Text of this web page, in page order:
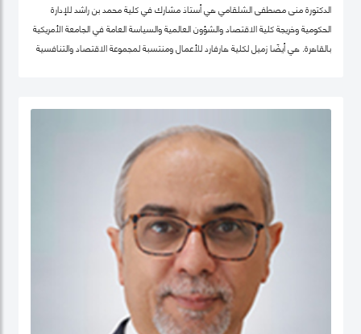
الدكتورة منى مصطفى الشلقامي هي أستاذ مشارك في كلية محمد بن راشد للإدارة
الحكومية وخريجة كلية الاقتصاد والشؤون العالمية والسياسة العامة في الجامعة الأمريكية
بالقاهرة. هي أيضًا زميل لكلية هارفارد للأعمال ومنتسبة لمجموعة الاقتصاد والتنافسية
وصناديق الثروة السيادية. نشرت أعمالها البحثية في دوريات علمية دولية في مجال الإدارة
والعلوم التطبيقية، مجلة الأعمال والاقتصاد؛ وجامعة كامبريدج. الدكتورة منى حاليًا عضو
في شبكة الخبراء الإقليمية التابعة لمنظمة الأغذية والزراعة ورئيستها ايضا. حصلت على
درجة الدكتوراه. من كلية الاقتصاد والعلوم السياسية بجامعة القاهرة، وشهادتي الماجستير
والبكالوريوس في الاقتصاد من الجامعة الأمريكية بالقاهرة.